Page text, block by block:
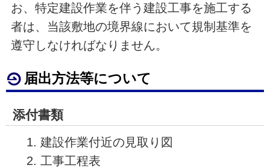
お、特定建設作業を伴う建設工事を施工する
者は、当該敷地の境界線において規制基準を
遵守しなければなりません。
届出方法等について
添付書類
建設作業付近の見取り図
工事工程表